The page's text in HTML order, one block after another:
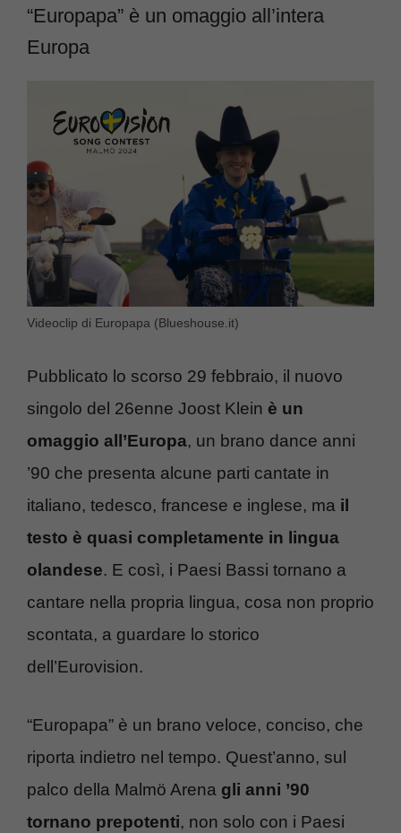
“Europapa” è un omaggio all’intera
Europa
Videoclip di Europapa (Blueshouse.it)
Pubblicato lo scorso 29 febbraio, il nuovo
singolo del 26enne Joost Klein è un
omaggio all’Europa, un brano dance anni
’90 che presenta alcune parti cantate in
italiano, tedesco, francese e inglese, ma il
testo è quasi completamente in lingua
olandese. E così, i Paesi Bassi tornano a
cantare nella propria lingua, cosa non proprio
scontata, a guardare lo storico
dell’Eurovision.
“Europapa” è un brano veloce, conciso, che
riporta indietro nel tempo. Quest’anno, sul
palco della Malmö Arena gli anni ’90
tornano prepotenti, non solo con i Paesi